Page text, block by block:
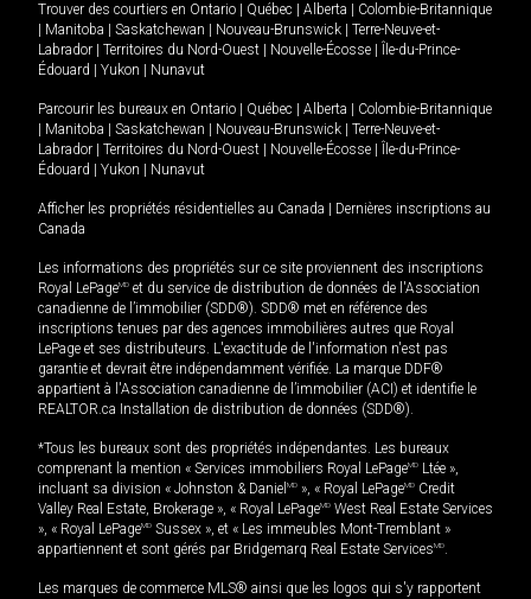
Trouver des courtiers en Ontario Québec Alberta
Colombie-Britannique
Manitoba Saskatchewan Nouveau-Brunswick
Terre-Neuve-et-
Labrador
Territoires du Nord-Ouest Nouvelle-Écosse
Île-du-Prince-
Édouard
Yukon Nunavut
Parcourir les bureaux en Ontario Québec Alberta
Colombie-Britannique
Manitoba Saskatchewan Nouveau-Brunswick
Terre-Neuve-et-
Labrador
Territoires du Nord-Ouest Nouvelle-Écosse
Île-du-Prince-
Édouard
Yukon Nunavut
Afficher les propriétés résidentielles au Canada
Dernières inscriptions au
Canada
Les informations des propriétés sur ce site proviennent des inscriptions
Royal LePageMD et du service de distribution de données de l'Association
canadienne de l’immobilier (SDD®). SDD® met en référence des
inscriptions tenues par des agences immobilières autres que Royal
LePage et ses distributeurs. L'exactitude de l'information n'est pas
garantie et devrait être indépendamment vérifiée. La marque DDF®
appartient à l'Association canadienne de l’immobilier (ACI) et identifie le
REALTOR.ca Installation de distribution de données (SDD®).
*Tous les bureaux sont des propriétés indépendantes. Les bureaux
comprenant la mention « Services immobiliers Royal LePageMD Ltée »,
incluant sa division « Johnston & Daniel MD », « Royal LePageMD Credit
Valley Real Estate, Brokerage », « Royal LePageMD West Real Estate Services
», « Royal LePageMD Sussex », et « Les immeubles Mont-Tremblant »
appartiennent et sont gérés par Bridgemarq Real Estate ServicesMD.
Les marques de commerce MLS® ainsi que les logos qui s'y rapportent